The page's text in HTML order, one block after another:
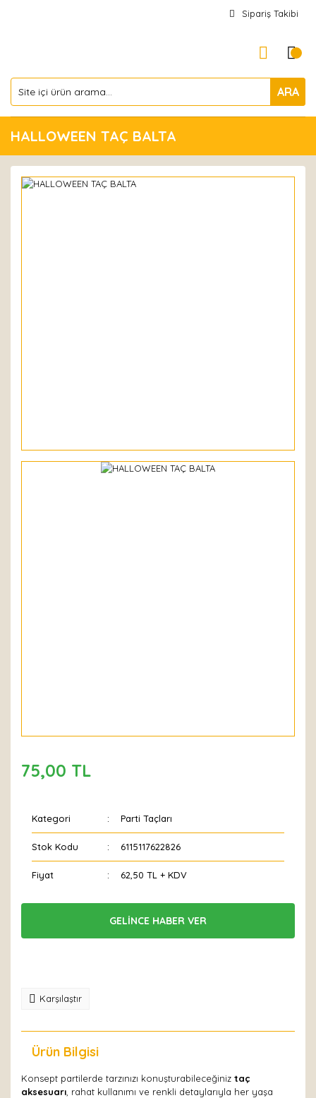
Sipariş Takibi
ARA
HALLOWEEN TAÇ BALTA
75,00 TL
Kategori Parti Taçları
Stok Kodu 6115117622826
Fiyat 62,50 TL + KDV
GELİNCE HABER VER
Karşılaştır
Ürün Bilgisi
Konsept partilerde tarzınızı konuşturabileceğiniz taç
aksesuarı , rahat kullanımı ve renkli detaylarıyla her yaşa